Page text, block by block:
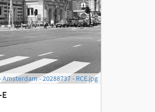
Amsterdam - 20288737 - RCE.jpg